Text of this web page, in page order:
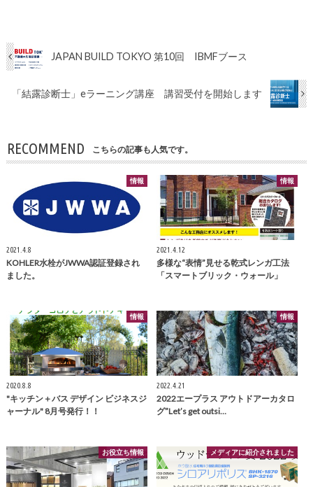
JAPAN BUILD TOKYO 第10回 IBMFブース
「結露診断士」eラーニング講座 講習受付を開始します
RECOMMEND こちらの記事も人気です。
情報
2021.4.8
KOHLER水栓がJWWA認証登録され
ました。
情報
2021.4.12
多様な“表情”見せる乾式レンガ工法
「スマートブリック・ウォール」
情報
2020.8.8
"キッチン＋バス デザイン ビジネスジ
ャーナル" 8月号発行！！
情報
2022.4.21
2022エープラス アウトドアーカタロ
グ”Let’s get outsi…
お役立ち情報 メディアに紹介されました